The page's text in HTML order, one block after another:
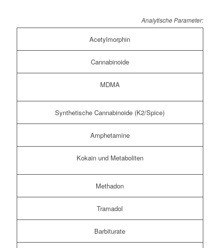
Analytische Parameter:
Acetylmorphin
Cannabinoide
MDMA
Synthetische Cannabinoide (K2/Spice)
Amphetamine
Kokain und Metaboliten
Methadon
Tramadol
Barbiturate